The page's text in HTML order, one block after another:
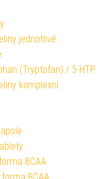
jednotlivé
(Tryptofan) / 5-HTP
komplexní
BCAA